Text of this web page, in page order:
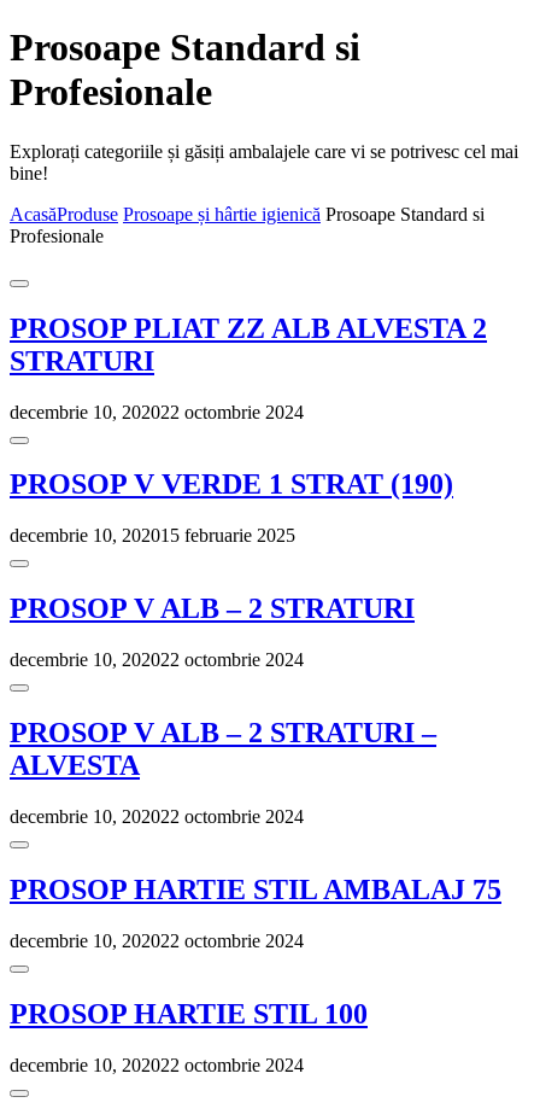
Prosoape Standard si
Profesionale
Explorați categoriile și găsiți ambalajele care vi se potrivesc cel mai
bine!
AcasăProduse Prosoape și hârtie igienică Prosoape Standard si
Profesionale
PROSOP PLIAT ZZ ALB ALVESTA 2
STRATURI
decembrie 10, 202022 octombrie 2024
PROSOP V VERDE 1 STRAT (190)
decembrie 10, 202015 februarie 2025
PROSOP V ALB – 2 STRATURI
decembrie 10, 202022 octombrie 2024
PROSOP V ALB – 2 STRATURI –
ALVESTA
decembrie 10, 202022 octombrie 2024
PROSOP HARTIE STIL AMBALAJ 75
decembrie 10, 202022 octombrie 2024
PROSOP HARTIE STIL 100
decembrie 10, 202022 octombrie 2024